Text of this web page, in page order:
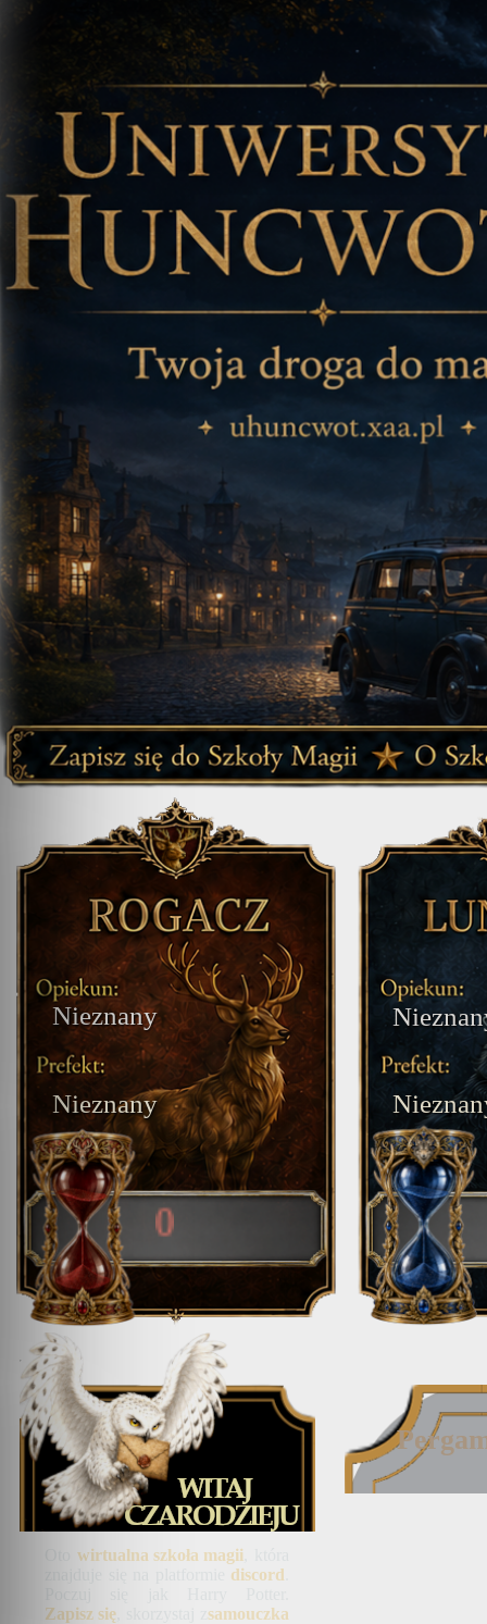
0
Nieznany
Nieznany
wirtualna szkoła magii
discord
Zapisz się
samouczka